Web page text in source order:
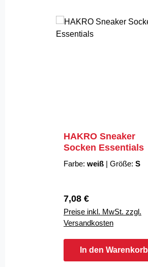
HAKRO Sneaker
Socken Essentials
Farbe: weiß | Größe: S
Regulärer Preis:
7,08 €
Preise inkl. MwSt. zzgl.
Versandkosten
In den Warenkorb